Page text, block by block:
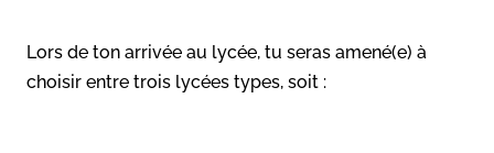
Lors de ton arrivée au lycée, tu seras amené(e) à
choisir entre trois lycées types, soit :